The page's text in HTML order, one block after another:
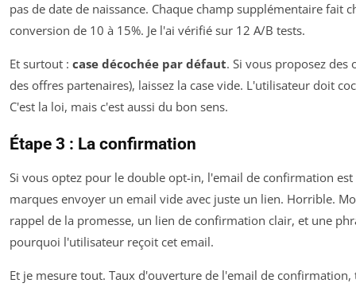
pas de date de naissance. Chaque champ supplémentaire fait
conversion de 10 à 15%. Je l'ai vérifié sur 12 A/B tests.
Et surtout : case décochée par défaut. Si vous proposez des
des offres partenaires), laissez la case vide. L'utilisateur doit
C'est la loi, mais c'est aussi du bon sens.
Étape 3 : La confirmation
Si vous optez pour le double opt-in, l'email de confirmation est
marques envoyer un email vide avec juste un lien. Horrible.
rappel de la promesse, un lien de confirmation clair, et une
pourquoi l'utilisateur reçoit cet email.
Et je mesure tout. Taux d'ouverture de l'email de confirmation,